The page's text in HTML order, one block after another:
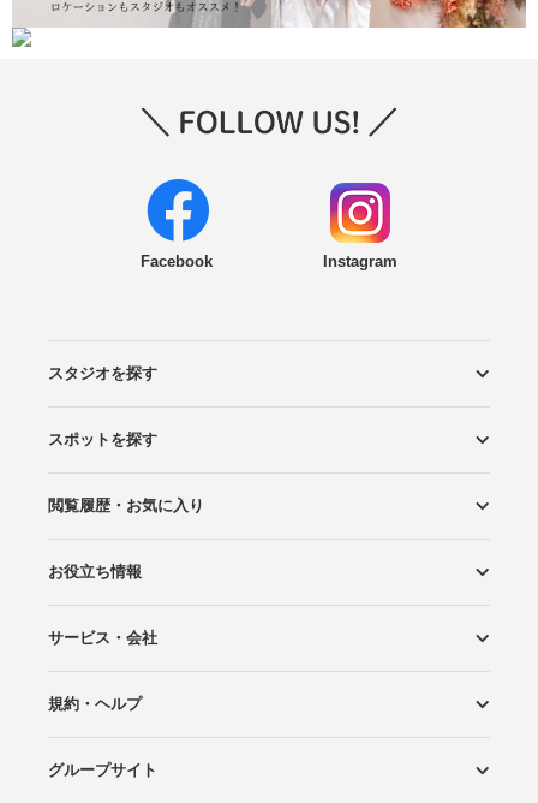
Facebook Instagram
スタジオを探す
エリアから探す
こだわりから探す
NEW PHOTO STYLE
プランから探す
フォトタイプ診断
フォトグラファーから探す
国内リゾートから探す
スポットを探す
ロケーションから探す
スタジオから探す
閲覧履歴・お気に入り
閲覧スタジオ
お気に入り
お役立ち情報
Wedding Photo マガジン
はじめてガイド
サービス・会社
Photoraitとは
スタジオの掲載について
お問い合わせ
運営会社
サイトマップ
規約・ヘルプ
プライバシーポリシー
利用規約
ヘルプ
グループサイト